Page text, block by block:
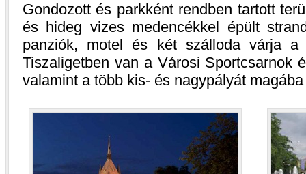
Gondozott és parkként rendben tartott
és hideg vizes medencékkel épült
panziók, motel és két szálloda várja a
Tiszaligetben van a Városi Sportcsarnok
valamint a több kis- és nagypályát